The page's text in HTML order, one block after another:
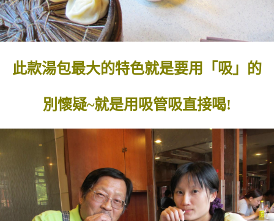
此款湯包最大的特色就是要用「吸」的
別懷疑~就是用吸管吸直接喝!